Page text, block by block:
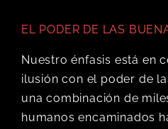
EL PODER DE LAS
Nuestro énfasis está en
ilusión con el poder de
una combinación de
humanos encaminados